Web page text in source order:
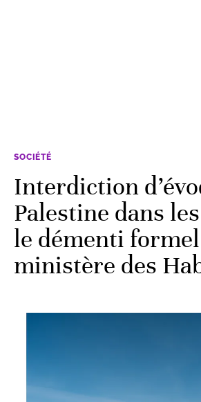
SOCIÉTÉ
Interdiction
Palestine dans
le démenti
ministère des